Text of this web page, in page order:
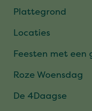
Plattegrond
Locaties
Feesten met een
Roze Woensdag
De 4Daagse